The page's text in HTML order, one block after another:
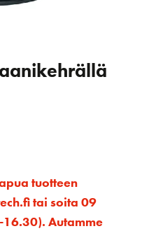
tuotteen
tai soita 09
Autamme